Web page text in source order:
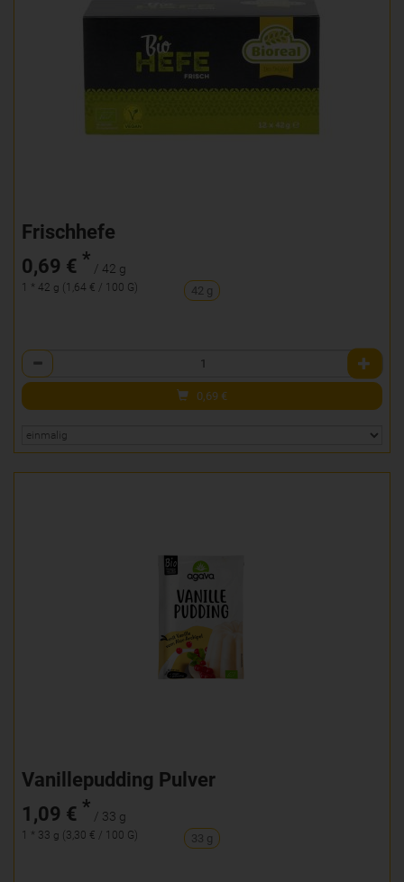
Frischhefe
0,69 € * / 42 g
1 * 42 g (1,64 € / 100 G) 42 g
Anzahl
0,69 €
Vanillepudding Pulver
1,09 € * / 33 g
1 * 33 g (3,30 € / 100 G) 33 g